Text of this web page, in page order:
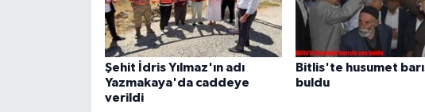
Şehit İdris Yılmaz'ın adı
Yazmakaya'da caddeye
verildi
Bitlis'te husumet
buldu